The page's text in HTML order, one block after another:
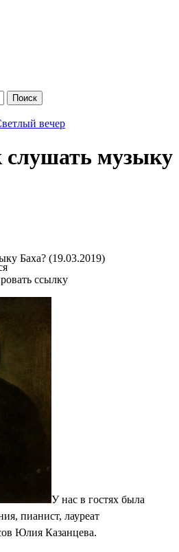
Поиск
вечер
слушать музыку
Баха? (19.03.2019)
У нас в гостях была
пианист, лауреат
Юлия Казанцева.